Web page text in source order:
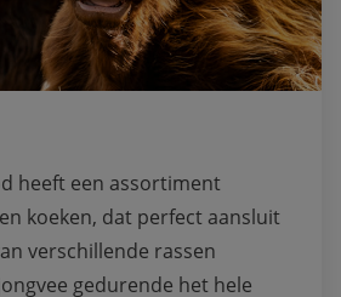
heeft een assortiment
koeken, dat perfect aansluit
verschillende rassen
gedurende het hele